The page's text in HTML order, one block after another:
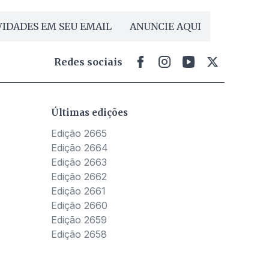
EM SEU EMAIL ANUNCIE AQUI
Redes sociais
Últimas edições
Edição 2665
Edição 2664
Edição 2663
Edição 2662
Edição 2661
Edição 2660
Edição 2659
Edição 2658